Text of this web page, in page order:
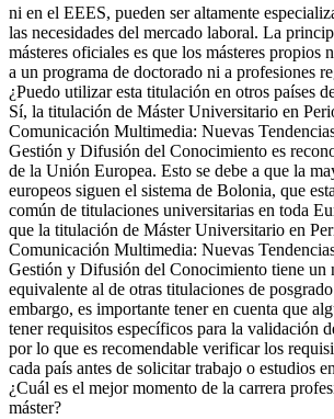
ni en el EEES, pueden ser altamente
las necesidades del mercado laboral. La
másteres oficiales es que los másteres propios
a un programa de doctorado ni a profesiones
¿Puedo utilizar esta titulación en otros países
Sí, la titulación de Máster Universitario en
Comunicación Multimedia: Nuevas
Gestión y Difusión del Conocimiento es
de la Unión Europea. Esto se debe a que la
europeos siguen el sistema de Bolonia, que
común de titulaciones universitarias en toda
que la titulación de Máster Universitario en
Comunicación Multimedia: Nuevas
Gestión y Difusión del Conocimiento tiene un
equivalente al de otras titulaciones de
embargo, es importante tener en cuenta que
tener requisitos específicos para la validación
por lo que es recomendable verificar los
cada país antes de solicitar trabajo o estudios
¿Cuál es el mejor momento de la carrera
máster?